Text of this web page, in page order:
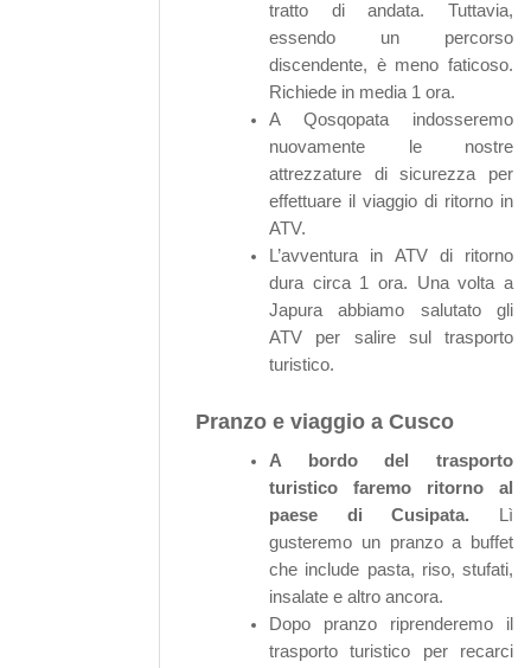
tratto di andata. Tuttavia,
essendo un percorso
discendente, è meno faticoso.
Richiede in media 1 ora.
A Qosqopata indosseremo
nuovamente le nostre
attrezzature di sicurezza per
effettuare il viaggio di ritorno in
ATV.
L’avventura in ATV di ritorno
dura circa 1 ora. Una volta a
Japura abbiamo salutato gli
ATV per salire sul trasporto
turistico.
Pranzo e viaggio a Cusco
A bordo del trasporto
turistico faremo ritorno al
paese di Cusipata. Lì
gusteremo un pranzo a buffet
che include pasta, riso, stufati,
insalate e altro ancora.
Dopo pranzo riprenderemo il
trasporto turistico per recarci